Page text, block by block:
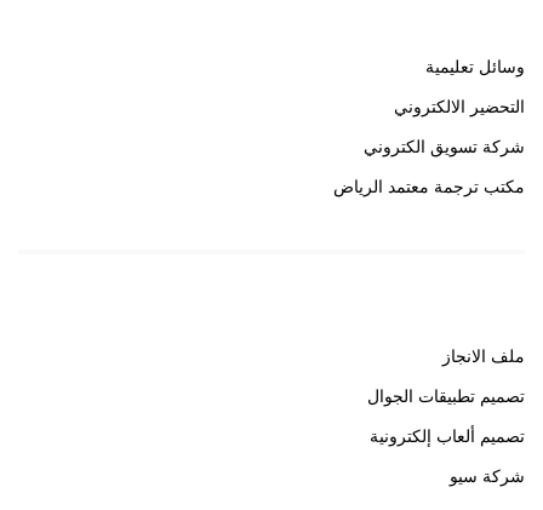
وسائل تعليمية
التحضير الالكتروني
شركة تسويق الكتروني
مكتب ترجمة معتمد الرياض
ملف الانجاز
تصميم تطبيقات الجوال
تصميم ألعاب إلكترونية
شركة سيو